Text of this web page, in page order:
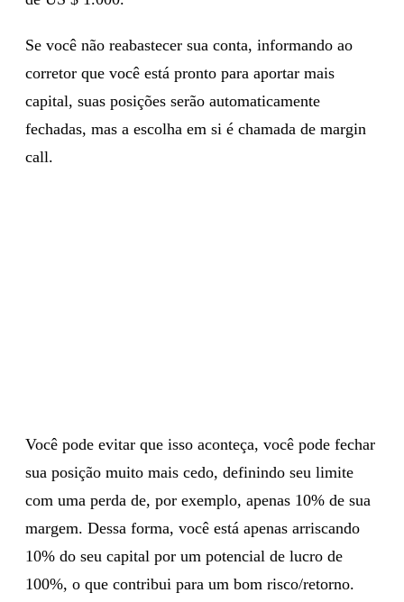
Se você não reabastecer sua conta, informando ao
corretor que você está pronto para aportar mais
capital, suas posições serão automaticamente
fechadas, mas a escolha em si é chamada de margin
call.
Você pode evitar que isso aconteça, você pode fechar
sua posição muito mais cedo, definindo seu limite
com uma perda de, por exemplo, apenas 10% de sua
margem. Dessa forma, você está apenas arriscando
10% do seu capital por um potencial de lucro de
100%, o que contribui para um bom risco/retorno.